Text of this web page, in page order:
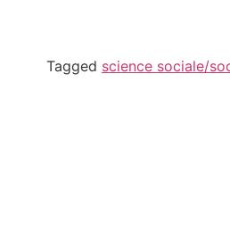
Tagged science sociale/